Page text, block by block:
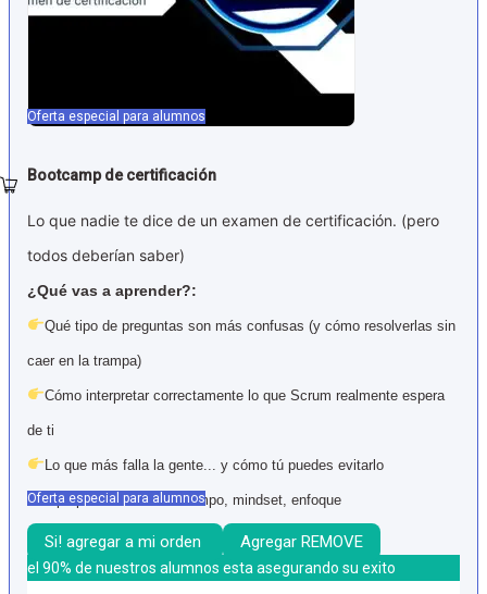
Oferta especial para alumnos
Bootcamp de certificación
Lo que nadie te dice de un examen de certificación. (pero
todos deberían saber)
¿Qué vas a aprender?:
Qué tipo de preguntas son más confusas (y cómo resolverlas sin
caer en la trampa)
Cómo interpretar correctamente lo que Scrum realmente espera
de ti
Lo que más falla la gente... y cómo tú puedes evitarlo
Tips para el examen: tiempo, mindset, enfoque
Oferta especial para alumnos
Si! agregar a mi orden Agregar REMOVE
el 90% de nuestros alumnos esta asegurando su exito